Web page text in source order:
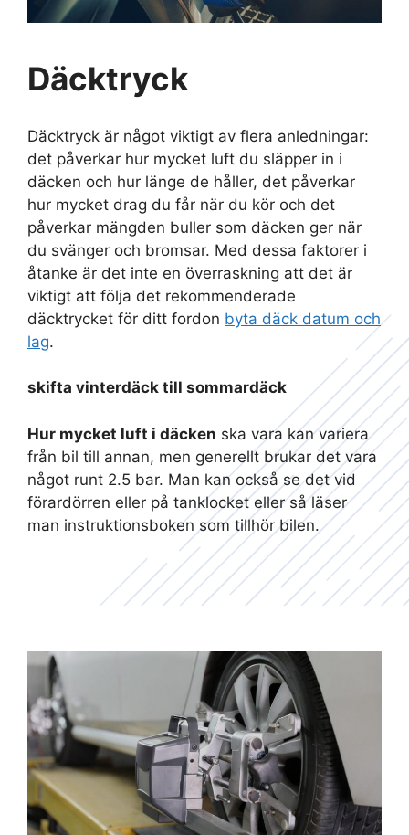
Däcktryck
Däcktryck är något viktigt av flera anledningar:
det påverkar hur mycket luft du släpper in i
däcken och hur länge de håller, det påverkar
hur mycket drag du får när du kör och det
påverkar mängden buller som däcken ger när
du svänger och bromsar. Med dessa faktorer i
åtanke är det inte en överraskning att det är
viktigt att följa det rekommenderade
däcktrycket för ditt fordon byta däck datum och
lag.
skifta vinterdäck till sommardäck
Hur mycket luft i däcken ska vara kan variera
från bil till annan, men generellt brukar det vara
något runt 2.5 bar. Man kan också se det vid
förardörren eller på tanklocket eller så läser
man instruktionsboken som tillhör bilen.